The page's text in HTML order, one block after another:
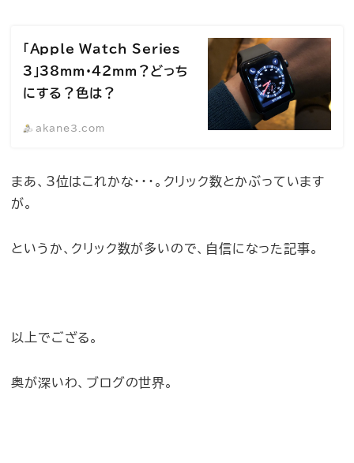
「Apple Watch Series
3」38mm・42mm？どっち
にする？色は？
akane3.com
まあ、3位はこれかな・・・。クリック数とかぶっています
が。
というか、クリック数が多いので、自信になった記事。
以上でござる。
奥が深いわ、ブログの世界。